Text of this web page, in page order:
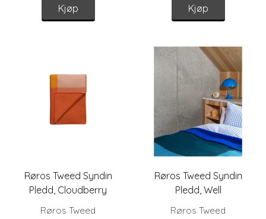
Kjøp Kjøp
Røros Tweed Syndin
Pledd, Cloudberry
Røros Tweed
Røros Tweed Syndin
Pledd, Well
Røros Tweed